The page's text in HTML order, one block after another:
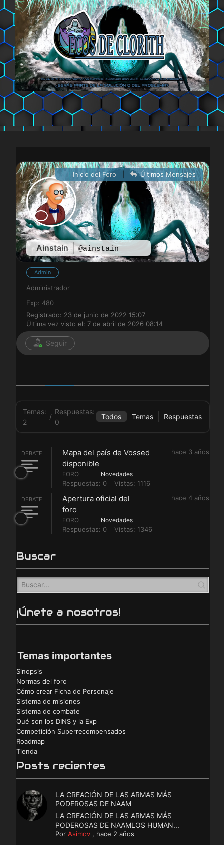
Saltar
contenido
Ainstain @ainstain
Inicio del Foro Últimos Mensajes
Admin
Administrador
Exp: 480
Registrado: 23 de junio de 2022 15:07
Última vez visto el: 7 de abril de 2026 08:14
Seguir
Temas:
2
/
Respuestas:
0
Todos Temas Respuestas
DEBATE
Mapa del país de Vossed
disponible
hace 3 años
FORO Novedades
Respuestas: 0 Vistas: 1116
DEBATE
Apertura oficial del
foro
hace 4 años
FORO Novedades
Respuestas: 0 Vistas: 1346
Buscar
¡Únete a nosotros!
Temas importantes
Sinopsis
Normas del foro
Cómo crear Ficha de Personaje
Sistema de misiones
Sistema de combate
Qué son los DINS y la Exp
Competición Superrecompensados
Roadmap
Tienda
Posts recientes
LA CREACIÓN DE LAS ARMAS MÁS
PODEROSAS DE NAAM
LA CREACIÓN DE LAS ARMAS MÁS
PODEROSAS DE NAAMLOS HUMAN...
Por Asimov, hace 2 años